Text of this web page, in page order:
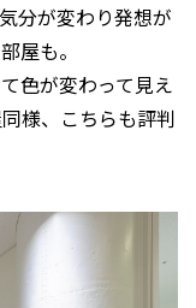
分が変わり発想が
屋も。
色が変わって見え
様、こちらも評判